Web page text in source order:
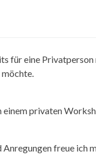
für eine
möchte.
einem privaten
Anregungen freue ich